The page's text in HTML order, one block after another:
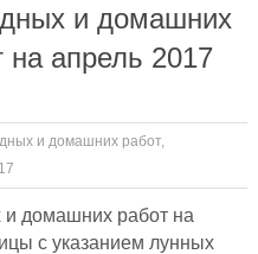
и домашних
на апрель 2017
и домашних работ,
и домашних работ на
с указанием лунных